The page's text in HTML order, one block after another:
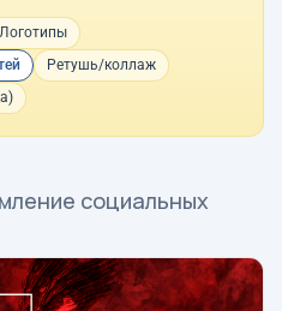
Логотипы
Ретушь/коллаж
социальных